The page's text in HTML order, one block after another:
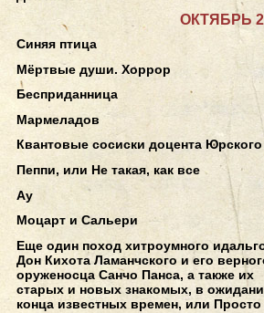
ОКТЯБРЬ
Синяя птица
Мёртвые души. Хоррор
Бесприданница
Мармеладов
Квантовые сосиски доцента Юрского
Пеппи, или Не такая, как все
Ау
Моцарт и Сальери
Еще один поход хитроумного
Дон Кихота Ламанчского и его
оруженосца Санчо Панса, а также их
старых и новых знакомых, в
конца известных времен, или Просто